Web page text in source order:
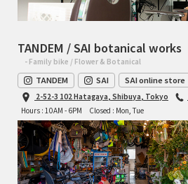
TANDEM / SAI botanical works
- Family bike / Flower & Botanical
TANDEM SAI SAI online store
2-52-3 102 Hatagaya, Shibuya, Tokyo
Hours : 10AM - 6PM
Closed : Mon, Tue